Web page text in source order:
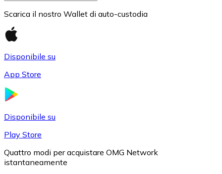
Scarica il nostro Wallet di auto-custodia
Disponibile su
App Store
Disponibile su
Play Store
Quattro modi per acquistare OMG Network
istantaneamente